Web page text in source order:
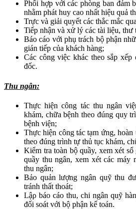
Phối hợp với các phòng ban đảm
nhằm phát huy cao nhất hiệu quả
Trực và giải quyết các thắc mắc
Tiếp nhận và xử lý các tài liệu, thư
Báo cáo với phụ trách bộ phận
gián tiếp của khách hàng;
Các công việc khác theo sắp
đốc.
Thu ngân:
Thực hiện công tác thu ngân
khám, chữa bệnh theo đúng quy
bệnh viện;
Thực hiện công tác tạm ứng,
theo đúng trình tự thủ tục khám,
Kiểm tra toàn bộ quầy, xem xét sổ
quầy thu ngân, xem xét các máy
thu ngân;
Bảo quản lượng ngân quỹ thu
tránh thất thoát;
Lậρ báo cáo thu, chi ngân quỹ
đối soát với bộ phận kế toán.